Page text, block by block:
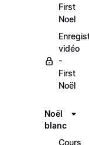
First
Noel
vidéo
-
First
Noël
Noël
blanc
Cours